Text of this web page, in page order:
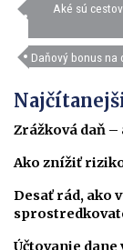
Aké sú
Daňový bonus na
Zrážková daň
Ako znížiť
Desať rád, ako